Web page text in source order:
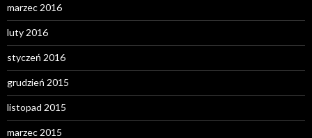
marzec 2016
luty 2016
styczeń 2016
grudzień 2015
listopad 2015
marzec 2015